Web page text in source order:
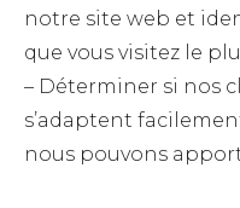
notre site web et
que vous visitez le
– Déterminer si nos
s’adaptent
nous pouvons